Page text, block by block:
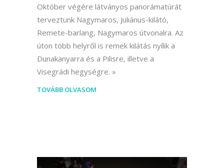
Október végére látványos panorámatúrát
terveztünk Nagymaros, Juliánus-kilátó,
Remete-barlang, Nagymaros útvonalra. Az
úton több helyről is remek kilátás nyílik a
Dunakanyarra és a Pilisre, illetve a
Visegrádi hegységre.
TOVÁBB OLVASOM